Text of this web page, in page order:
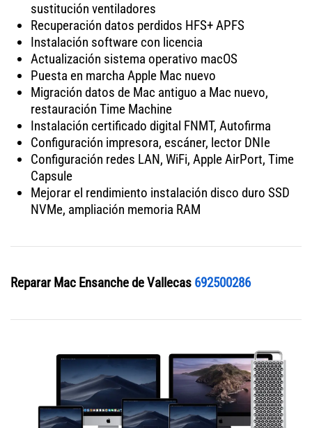
sustitución ventiladores
Recuperación datos perdidos HFS+ APFS
Instalación software con licencia
Actualización sistema operativo macOS
Puesta en marcha Apple Mac nuevo
Migración datos de Mac antiguo a Mac nuevo,
restauración Time Machine
Instalación certificado digital FNMT, Autofirma
Configuración impresora, escáner, lector DNIe
Configuración redes LAN, WiFi, Apple AirPort, Time
Capsule
Mejorar el rendimiento instalación disco duro SSD
NVMe, ampliación memoria RAM
Reparar Mac Ensanche de Vallecas 692500286